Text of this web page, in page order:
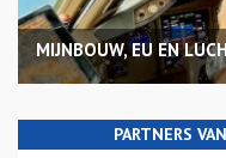
MIJNBOUW, EU EN
PARTNERS